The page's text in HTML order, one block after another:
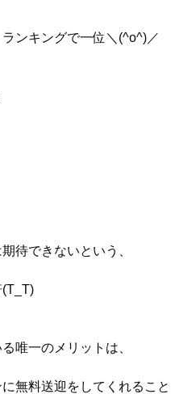
ンキングで一位＼(^o^)／
待できないという、
唯一のメリットは、
無料送迎をしてくれること